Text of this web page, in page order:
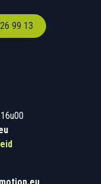
99 13
13u00 - 16u00